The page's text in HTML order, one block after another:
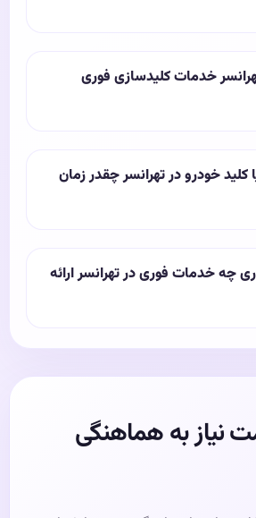
خدمات کلیدسازی فوری
خودرو در تهرانسر چقدر زمان
چه خدمات فوری در تهرانسر ارائه
نیاز به هماهنگی